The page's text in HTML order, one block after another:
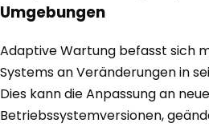
Umgebungen
Adaptive Wartung befasst sich
Systems an Veränderungen in
Dies kann die Anpassung an neue
Betriebssystemversionen,